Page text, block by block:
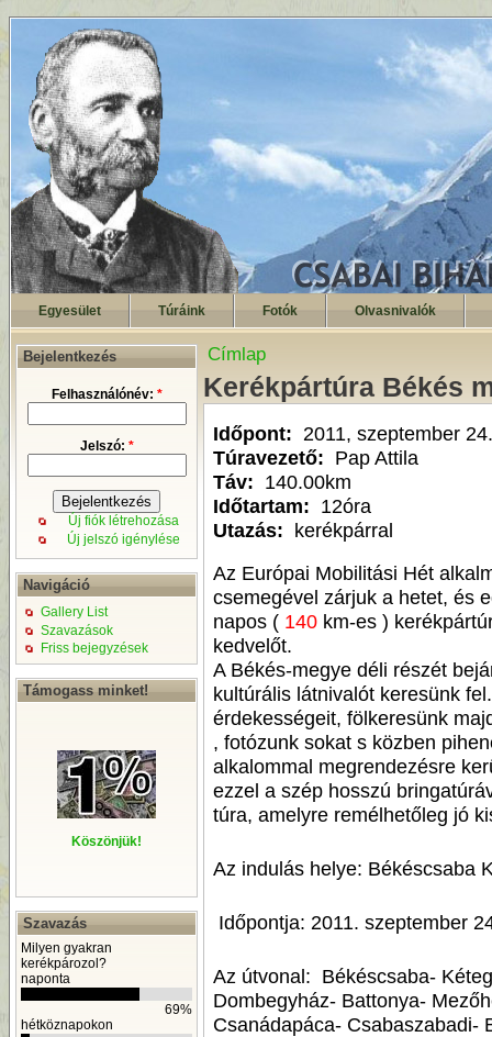
Egyesület Túráink Fotók Olvasnivalók
Bejelentkezés
Felhasználónév: *
Jelszó: *
Új fiók létrehozása
Új jelszó igénylése
Navigáció
Gallery List
Szavazások
Friss bejegyzések
Támogass minket!
Köszönjük!
Szavazás
Milyen gyakran
kerékpározol?
naponta
69%
hétköznapokon
Címlap
Kerékpártúra Békés
Időpont: 2011, szeptember
Túravezető: Pap Attila
Táv: 140.00km
Időtartam: 12óra
Utazás: kerékpárral
Az Európai Mobilitási Hét
csemegével zárjuk a hetet, és
napos ( 140 km-es )
kedvelőt.
A Békés-megye déli részét
kultúrális látnivalót keresünk
érdekességeit, fölkeresünk
, fotózunk sokat s közben
alkalommal megrendezésre
ezzel a szép hosszú
túra, amelyre remélhetőleg jó
Az indulás helye: Békéscsaba
Időpontja: 2011. szeptember
Az útvonal: Békéscsaba-
Dombegyház- Battonya-
Csanádapáca- Csabaszabadi-